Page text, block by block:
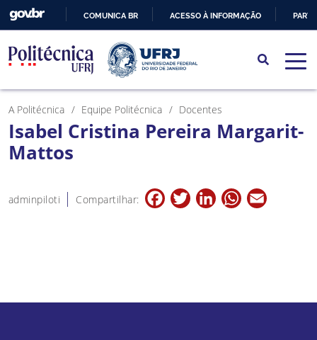
PARA
O
CONTEÚDO
COMUNICA BR ACESSO À INFORMAÇÃO
A Politécnica Equipe Politécnica Docentes
Isabel Cristina Pereira Margarit-
Mattos
adminpiloti Compartilhar: Facebook
TwitterLinkedInWhatsApp
Email